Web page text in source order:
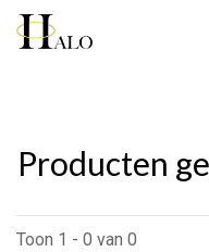
Producten
Toon 1 - 0 van 0